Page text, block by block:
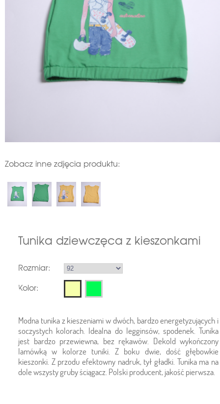
Zobacz inne zdjęcia produktu:
Tunika dziewczęca z kieszonkami
Rozmiar:
Kolor:
Modna tunika z kieszeniami w dwóch, bardzo energetyzujących i
soczystych kolorach. Idealna do legginsów, spodenek. Tunika
jest bardzo przewiewna, bez rękawów. Dekold wykończony
lamówką w kolorze tuniki. Z boku dwie, dość głębowkie
kieszonki. Z przodu efektowny nadruk, tył gładki. Tunika ma na
dole wszysty gruby ściągacz. Polski producent, jakość pierwsza.